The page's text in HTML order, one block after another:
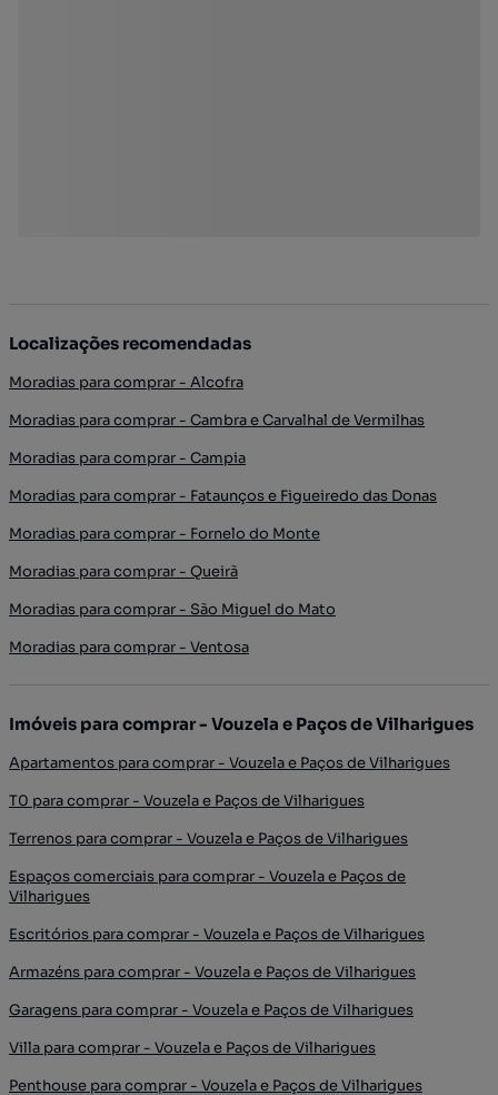
Localizações recomendadas
Moradias para comprar - Alcofra
Moradias para comprar - Cambra e Carvalhal de Vermilhas
Moradias para comprar - Campia
Moradias para comprar - Fataunços e Figueiredo das Donas
Moradias para comprar - Fornelo do Monte
Moradias para comprar - Queirã
Moradias para comprar - São Miguel do Mato
Moradias para comprar - Ventosa
Imóveis para comprar - Vouzela e Paços de Vilharigues
Apartamentos para comprar - Vouzela e Paços de Vilharigues
T0 para comprar - Vouzela e Paços de Vilharigues
Terrenos para comprar - Vouzela e Paços de Vilharigues
Espaços comerciais para comprar - Vouzela e Paços de
Vilharigues
Escritórios para comprar - Vouzela e Paços de Vilharigues
Armazéns para comprar - Vouzela e Paços de Vilharigues
Garagens para comprar - Vouzela e Paços de Vilharigues
Villa para comprar - Vouzela e Paços de Vilharigues
Penthouse para comprar - Vouzela e Paços de Vilharigues